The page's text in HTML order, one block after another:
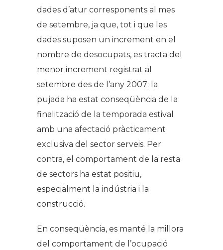
dades d’atur corresponents al mes
de setembre, ja que, tot i que les
dades suposen un increment en el
nombre de desocupats, es tracta del
menor increment registrat al
setembre des de l’any 2007: la
pujada ha estat conseqüència de la
finalització de la temporada estival
amb una afectació pràcticament
exclusiva del sector serveis. Per
contra, el comportament de la resta
de sectors ha estat positiu,
especialment la indústria i la
construcció.
En conseqüència, es manté la millora
del comportament de l’ocupació